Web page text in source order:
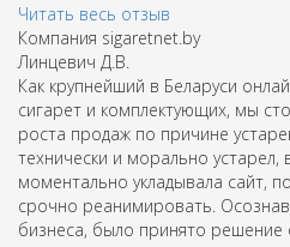
Читать весь отзыв
Компания sigaretnet.by
Линцевич Д.В.
Как крупнейший в Беларуси
сигарет и комплектующих, мы
роста продаж по причине
технически и морально устарел,
моментально укладывала сайт,
срочно реанимировать. Осознав
бизнеса, было принято